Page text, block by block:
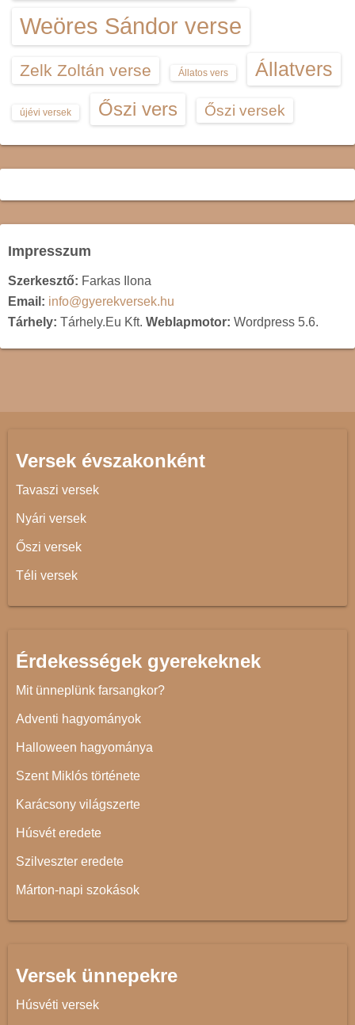
Weöres Sándor verse
Zelk Zoltán verse Állatos vers Állatvers
újévi versek Őszi vers Őszi versek
Impresszum
Szerkesztő: Farkas Ilona
Email: info@gyerekversek.hu
Tárhely: Tárhely.Eu Kft. Weblapmotor: Wordpress 5.6.
Versek évszakonként
Tavaszi versek
Nyári versek
Őszi versek
Téli versek
Érdekességek gyerekeknek
Mit ünneplünk farsangkor?
Adventi hagyományok
Halloween hagyománya
Szent Miklós története
Karácsony világszerte
Húsvét eredete
Szilveszter eredete
Márton-napi szokások
Versek ünnepekre
Húsvéti versek